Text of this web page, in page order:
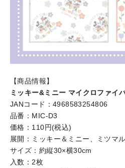
【商品情報】
ミッキー&ミニー マイクロファイ
JANコード：4968583254806
品番：MIC-D3
価格：110円(税込)
展開：ミッキー＆ミニー、ミツマル
サイズ：約縦30×横30cm
入数：2枚